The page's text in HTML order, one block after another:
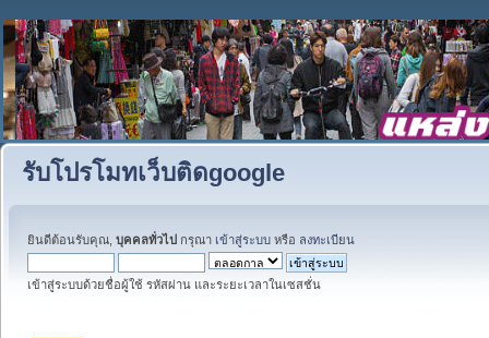
รับโปรโมทเว็บติดgoogle
ยินดีต้อนรับคุณ, บุคคลทั่วไป กรุณา เข้าสู่ระบบ หรือ ลงทะเบียน
เข้าสู่ระบบด้วยชื่อผู้ใช้ รหัสผ่าน และระยะเวลาในเซสชั่น